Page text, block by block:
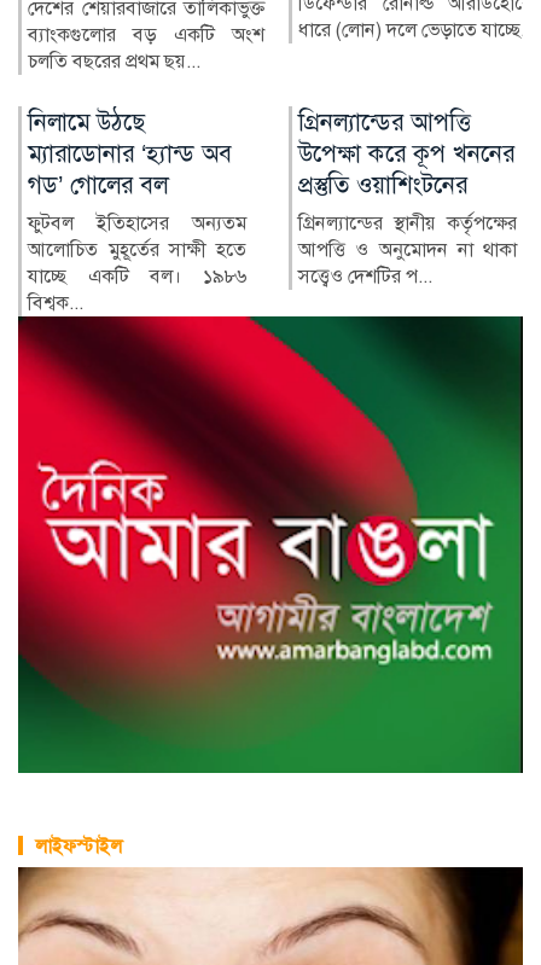
ধারে (লোন) দলে ভেড়াতে যাচ্ছে...
বাংলাদেশের স্বাস্থ্য খাতে গত
কয়েক দশকে উল্লেখযোগ্য
গ্রিনল্যান্ডের আপত্তি
উপেক্ষা করে কূপ খননের
প্রস্তুতি ওয়াশিংটনের
গ্রিনল্যান্ডের স্থানীয় কর্তৃপক্ষের
আপত্তি ও অনুমোদন না থাকা
সত্ত্বেও দেশটির প...
রাশিয়া-ইউক্রেন
পাল্টাপাল্টি হামলায়
নিহত ৩, আহত ১০
রাশিয়া ও ইউক্রেনের মধ্যে
শনিবার রাতভর পাল্টাপাল্টি
হামলায় অন্তত তিনজন নিহত
লাইফস্টাইল